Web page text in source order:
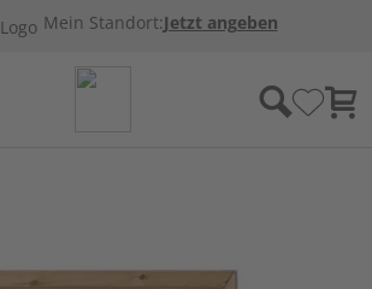
Mein Standort:Jetzt angeben